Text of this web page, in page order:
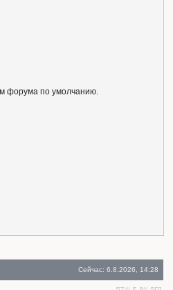
форума по умолчанию.
Сейчас: 6.8.2026, 14:28